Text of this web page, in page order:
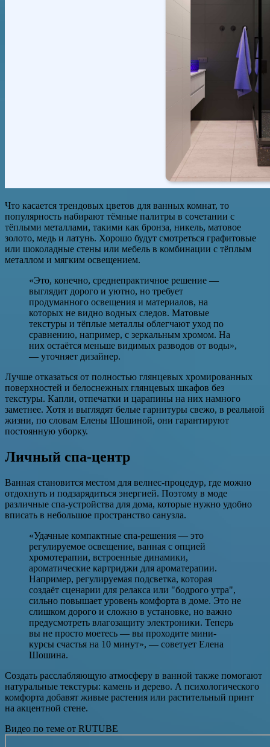
Что касается трендовых цветов для ванных комнат, то
популярность набирают тёмные палитры в сочетании с
тёплыми металлами, такими как бронза, никель, матовое
золото, медь и латунь. Хорошо будут смотреться графитовые
или шоколадные стены или мебель в комбинации с тёплым
металлом и мягким освещением.
«Это, конечно, среднепрактичное решение —
выглядит дорого и уютно, но требует
продуманного освещения и материалов, на
которых не видно водных следов. Матовые
текстуры и тёплые металлы облегчают уход по
сравнению, например, с зеркальным хромом. На
них остаётся меньше видимых разводов от воды»,
— уточняет дизайнер.
Лучше отказаться от полностью глянцевых хромированных
поверхностей и белоснежных глянцевых шкафов без
текстуры. Капли, отпечатки и царапины на них намного
заметнее. Хотя и выглядят белые гарнитуры свежо, в реальной
жизни, по словам Елены Шошиной, они гарантируют
постоянную уборку.
Личный спа-центр
Ванная становится местом для велнес-процедур, где можно
отдохнуть и подзарядиться энергией. Поэтому в моде
различные спа-устройства для дома, которые нужно удобно
вписать в небольшое пространство санузла.
«Удачные компактные спа-решения — это
регулируемое освещение, ванная с опцией
хромотерапии, встроенные динамики,
ароматические картриджи для ароматерапии.
Например, регулируемая подсветка, которая
создаёт сценарии для релакса или "бодрого утра",
сильно повышает уровень комфорта в доме. Это не
слишком дорого и сложно в установке, но важно
предусмотреть влагозащиту электроники. Теперь
вы не просто моетесь — вы проходите мини-
курсы счастья на 10 минут», — советует Елена
Шошина.
Создать расслабляющую атмосферу в ванной также помогают
натуральные текстуры: камень и дерево. А психологического
комфорта добавят живые растения или растительный принт
на акцентной стене.
Видео по теме от RUTUBE